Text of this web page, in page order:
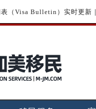
（Visa Bulletin）实时更新